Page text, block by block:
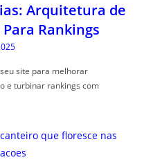
Arquitetura de
Rankings
site para melhorar
e turbinar rankings com